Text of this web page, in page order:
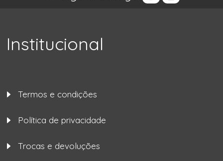
Institucional
Termos e condições
Política de privacidade
Trocas e devoluções